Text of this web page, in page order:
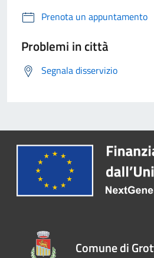
Prenota un appuntamento
Problemi in città
Segnala disservizio
Comune di